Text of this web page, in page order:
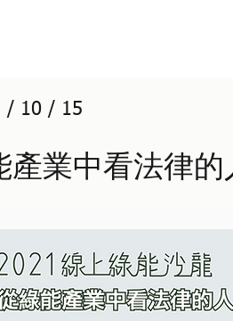
/ 10 / 15
產業中看法律的